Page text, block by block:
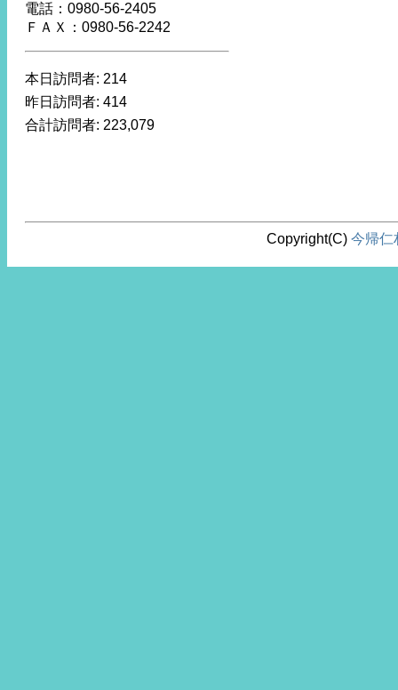
電話：0980-56-2405
ＦＡＸ：0980-56-2242
本日訪問者: 214
昨日訪問者: 414
合計訪問者: 223,079
Copyright(C)今帰仁